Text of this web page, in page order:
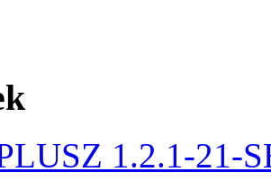
1.2.1-21-